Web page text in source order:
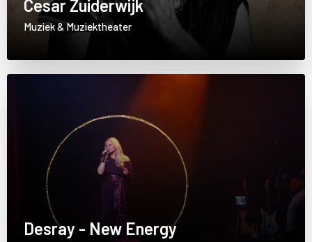
Cesar Zuiderwijk
Muziek & Muziektheater
Desray - New Energy